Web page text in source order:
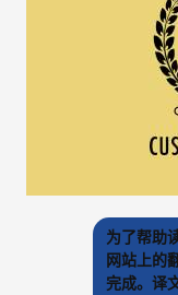
为了帮助
网站上的
完成。译